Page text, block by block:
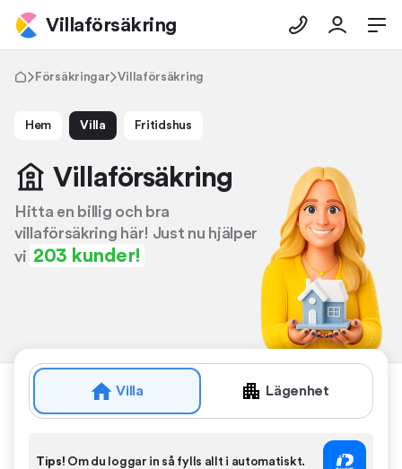
Villaförsäkring
Försäkringar Villaförsäkring
Hem Villa Fritidshus
Villa­försäkring
Hitta en billig och bra
villaförsäkring här! Just nu hjälper
vi 203 kunder!
Villa Lägenhet
Tips! Om du loggar in så fylls allt i automatiskt.